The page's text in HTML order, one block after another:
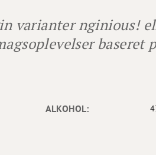
varianter nginious!
baseret
ALKOHOL: